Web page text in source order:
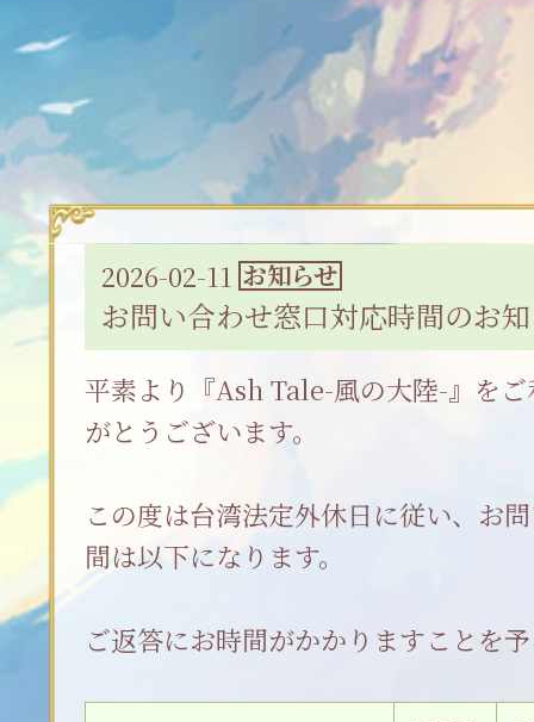
2026-02-11 お知らせ
お問い合わせ窓口対応時間のお
平素より『Ash Tale-風の大陸-』を
がとうございます。
この度は台湾法定外休日に従い、お
間は以下になります。
ご返答にお時間がかかりますことを